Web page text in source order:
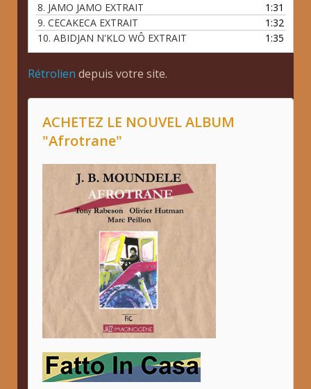
8. JAMO JAMO EXTRAIT
1:31
9. CECAKECA EXTRAIT
1:32
10. ABIDJAN N'KLO WÔ EXTRAIT 1:35
Rétrolien depuis votre site.
ACHETEZ LE NOUVEL ALBUM
"Afrotrane"